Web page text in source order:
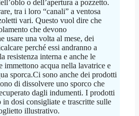
o dell’apertura a pozzetto.
tra i loro “canali” a ventosa
vari. Questo vuol dire che
che devono
usare una volta al mese, dei
perché essi andranno a
resistenza interna e anche le
immettono acqua nella lavatrice e
sporca.Ci sono anche dei prodotti
di dissolvere uno sporco che
dagli indumenti. I prodotti
dosi consigliate e trascritte sulle
illustrativo.